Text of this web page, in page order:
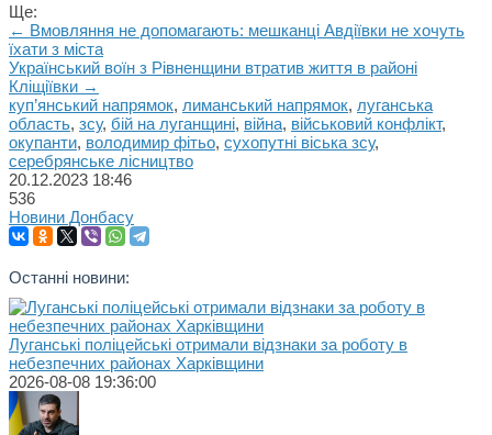
Ще:
← Вмовляння не допомагають: мешканці Авдіївки не хочуть
їхати з міста
Український воїн з Рівненщини втратив життя в районі
Кліщіївки →
куп’янський напрямок, лиманський напрямок, луганська
область, зсу, бій на луганщині, війна, військовий конфлікт,
окупанти, володимир фітьо, сухопутні віська зсу,
серебрянське лісництво
20.12.2023 18:46
536
Новини Донбасу
Останні новини:
Луганські поліцейські отримали відзнаки за роботу в
небезпечних районах Харківщини
2026-08-08 19:36:00